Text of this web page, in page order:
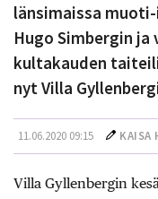
länsimaissa
Hugo Simbergin
kultakauden
nyt Villa
11.06.2020 09:15 KAISA
Villa Gyllenbergin